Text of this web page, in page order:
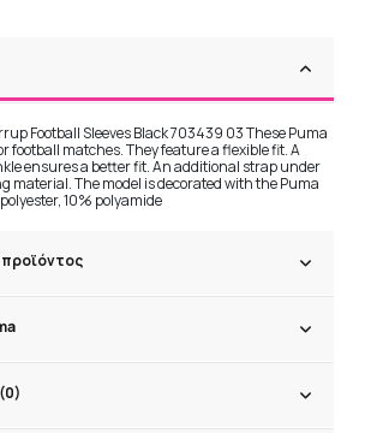
Football Sleeves Black 703439 03 These Puma
football matches. They feature a flexible fit. A
ensures a better fit. An additional strap under
material. The model is decorated with the Puma
10% polyamide